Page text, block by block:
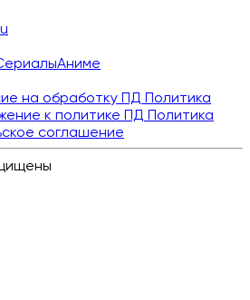
Аниме
на обработку ПД Политика
к политике ПД Политика
соглашение